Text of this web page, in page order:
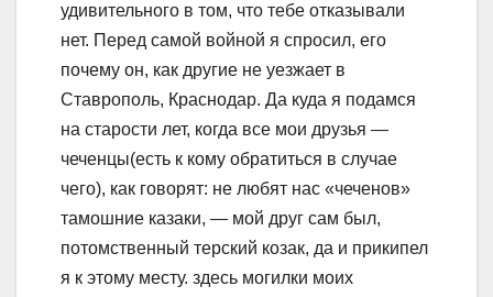
удивительного в том, что тебе отказывали
нет. Перед самой войной я спросил, его
почему он, как другие не уезжает в
Ставрополь, Краснодар. Да куда я подамся
на старости лет, когда все мои друзья —
чеченцы(есть к кому обратиться в случае
чего), как говорят: не любят нас «чеченов»
тамошние казаки, — мой друг сам был,
потомственный терский козак, да и прикипел
я к этому месту. здесь могилки моих